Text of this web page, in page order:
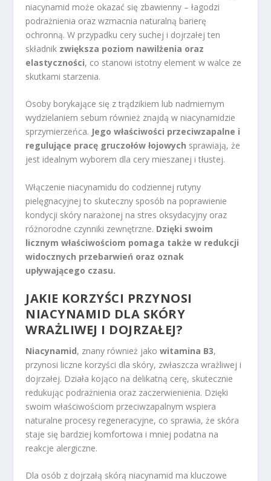
niacynamid może okazać się zbawienny – łagodzi
podrażnienia oraz wzmacnia naturalną barierę
ochronną. W przypadku cery suchej i dojrzałej ten
składnik zwiększa poziom nawilżenia oraz
elastyczności, co stanowi istotny element w walce ze
skutkami starzenia.
Osoby borykające się z trądzikiem lub nadmiernym
wydzielaniem sebum również znajdą w niacynamidzie
sprzymierzeńca. Jego właściwości przeciwzapalne i
regulujące pracę gruczołów łojowych sprawiają, że
jest idealnym wyborem dla cery mieszanej i tłustej.
Włączenie niacynamidu do codziennej rutyny
pielęgnacyjnej to skuteczny sposób na poprawienie
kondycji skóry narażonej na stres oksydacyjny oraz
różnorodne czynniki zewnętrzne. Dzięki swoim
licznym właściwościom pomaga także w redukcji
widocznych przebarwień oraz oznak
upływającego czasu.
JAKIE KORZYŚCI PRZYNOSI
NIACYNAMID DLA SKÓRY
WRAŻLIWEJ I DOJRZAŁEJ?
Niacynamid, znany również jakowitamina B3,
przynosi liczne korzyści dla skóry, zwłaszcza wrażliwej i
dojrzałej. Działa kojąco na delikatną cerę, skutecznie
redukując podrażnienia oraz zaczerwienienia. Dzięki
swoim właściwościom przeciwzapalnym wspiera
naturalne procesy regeneracyjne, co sprawia, że skóra
staje się bardziej komfortowa i mniej podatna na
reakcje alergiczne.
Dla osób z dojrzałą skórą niacynamid ma kluczowe